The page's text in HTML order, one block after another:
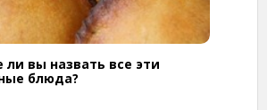
вы назвать все эти
блюда?